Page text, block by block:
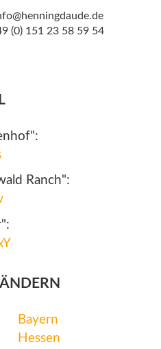
(0) 151 23 58 59 54
Ranch":
Bayern
Hessen